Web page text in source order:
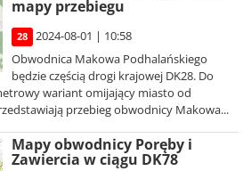
mapy przebiegu
28
2024-08-01 | 10:58
Obwodnica Makowa Podhalańskiego
będzie częścią drogi krajowej DK28. Do
wariant omijający miasto od
przebieg obwodnicy Makowa...
Mapy obwodnicy Poręby i
Zawiercia w ciągu DK78